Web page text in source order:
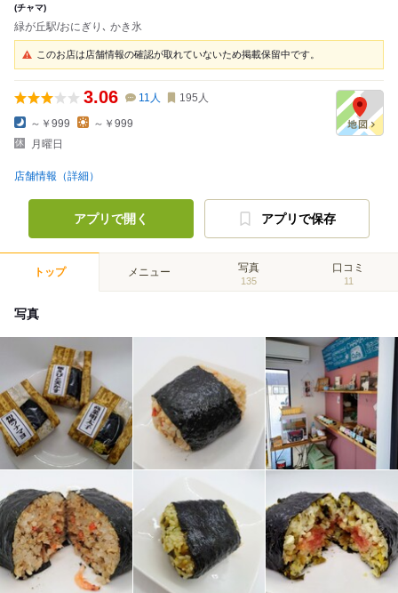
(チャマ)
緑が丘駅/おにぎり､ かき氷
このお店は店舗情報の確認が取れていないため掲載保留中です。
3.06 11 人 195 人
～￥999
～￥999
月曜日
店舗情報（詳細）
アプリで開く アプリで保存
トップ メニュー 写真
135
口コミ
11
写真